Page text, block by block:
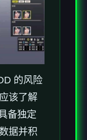
的风险
该了解
备独定
据并积